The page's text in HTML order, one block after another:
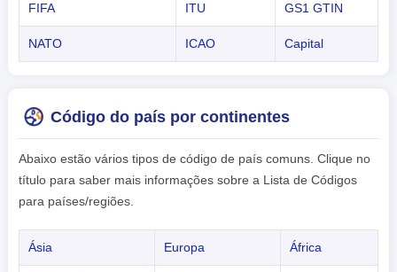
FIFA ITU GS1 GTIN
NATO ICAO Capital
Código do país por continentes
Abaixo estão vários tipos de código de país comuns. Clique no
título para saber mais informações sobre a Lista de Códigos
para países/regiões.
Ásia Europa África